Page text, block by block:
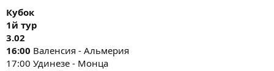
Кубок
1й тур
3.02
16:00 Валенсия - Альмерия
17:00 Удинезе - Монца